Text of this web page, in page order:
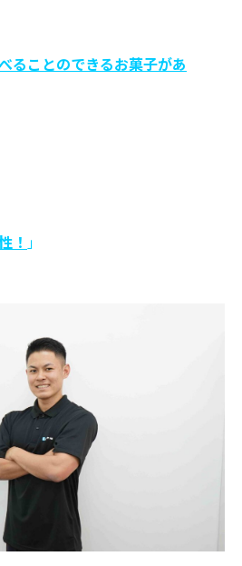
ることのできるお菓子があ
！ 」